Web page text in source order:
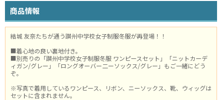
商品情報
結城 友奈たちが通う讃州中学校女子制服冬服が再登場！！
■着心地の良い裏地付き。
■別売りの「讃州中学校女子制服冬服 ワンピースセット」「ニットカーデ
ィガン/グレー」「ロングオーバー二ーソックス/グレー」もご一緒にどう
ぞ。
※写真で着用しているワンピース、リボン、ニーソックス、靴、ウィッグは
セットに含まれません。